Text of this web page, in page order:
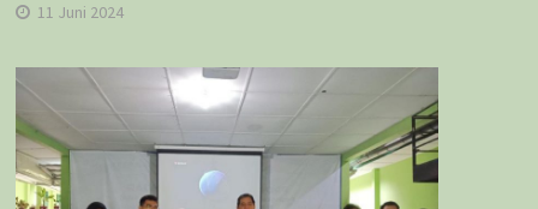
11 Juni 2024